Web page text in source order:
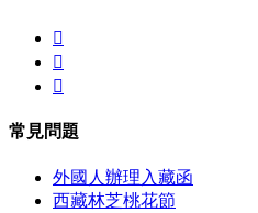



常見問題
外國人辦理入藏函
西藏林芝桃花節